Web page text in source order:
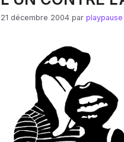
21 décembre 2004 par playpause